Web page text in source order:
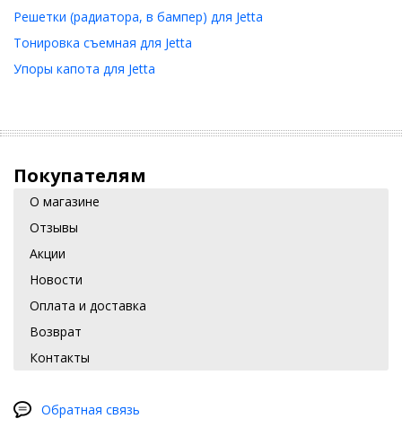
Решетки (радиатора, в бампер) для Jetta
Тонировка съемная для Jetta
Упоры капота для Jetta
Покупателям
О магазине
Отзывы
Акции
Новости
Оплата и доставка
Возврат
Контакты
Обратная связь